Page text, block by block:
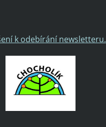
k odebírání newsletteru.